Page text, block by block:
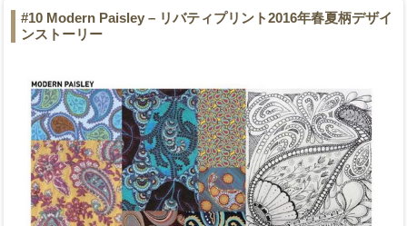
#10 Modern Paisley – リバティプリント2016年春夏柄デザイ
ンストーリー